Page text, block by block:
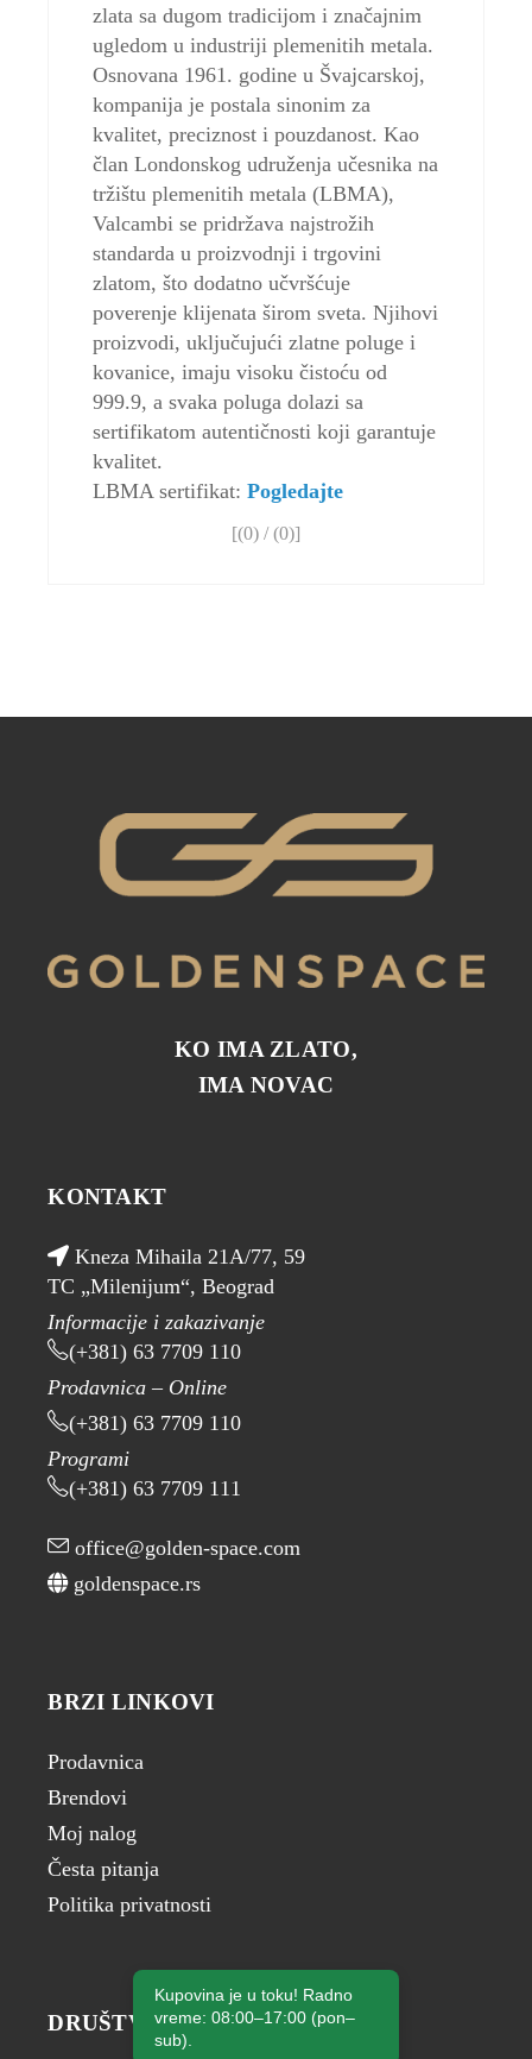
zlata sa dugom tradicijom i značajnim
ugledom u industriji plemenitih metala.
Osnovana 1961. godine u Švajcarskoj,
kompanija je postala sinonim za
kvalitet, preciznost i pouzdanost. Kao
član Londonskog udruženja učesnika na
tržištu plemenitih metala (LBMA),
Valcambi se pridržava najstrožih
standarda u proizvodnji i trgovini
zlatom, što dodatno učvršćuje
poverenje klijenata širom sveta. Njihovi
proizvodi, uključujući zlatne poluge i
kovanice, imaju visoku čistoću od
999.9, a svaka poluga dolazi sa
sertifikatom autentičnosti koji garantuje
kvalitet.
LBMA sertifikat:Pogledajte
[(0) / (0)]
KO IMA ZLATO,
IMA NOVAC
KONTAKT
Kneza Mihaila 21A/77, 59
TC „Milenijum“, Beograd
Informacije i zakazivanje
(+381) 63 7709 110
Prodavnica – Online
(+381) 63 7709 110
Programi
(+381) 63 7709 111
office@golden-space.com
goldenspace.rs
BRZI LINKOVI
Prodavnica
Brendovi
Moj nalog
Česta pitanja
Politika privatnosti
DRUŠTVENE MREŽE
Kupovina je u toku! Radno
vreme: 08:00–17:00 (pon–
sub).